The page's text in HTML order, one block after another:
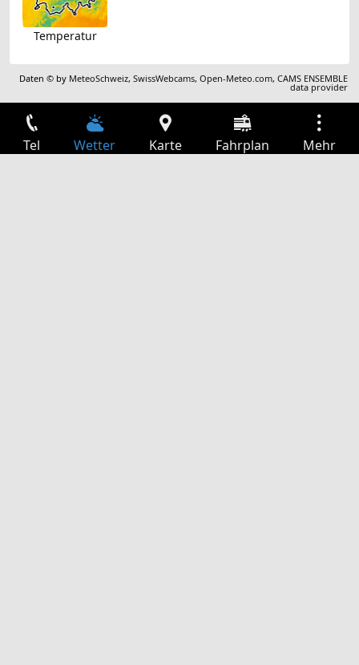
Temperatur
Daten © by MeteoSchweiz,SwissWebcams,Open-Meteo.com,CAMS ENSEMBLE
data provider
Tel Wetter Karte Fahrplan Mehr